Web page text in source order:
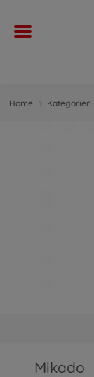
Home Kategorien
Mikado